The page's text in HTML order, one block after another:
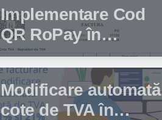
Implementare Cod
QR RoPay în
programul de
facturare Facturis
Modificare automată
cote de TVA în